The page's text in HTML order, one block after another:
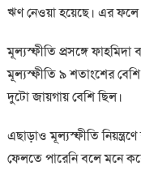
ঋণ নেওয়া হয়েছে। এর ফলে
মূল্যস্ফীতি প্রসঙ্গে
মূল্যস্ফীতি ৯ শতাংশের
দুটো জায়গায় বেশি ছিল।
এছাড়াও মূল্যস্ফীতি
ফেলতে পারেনি বলে মনে